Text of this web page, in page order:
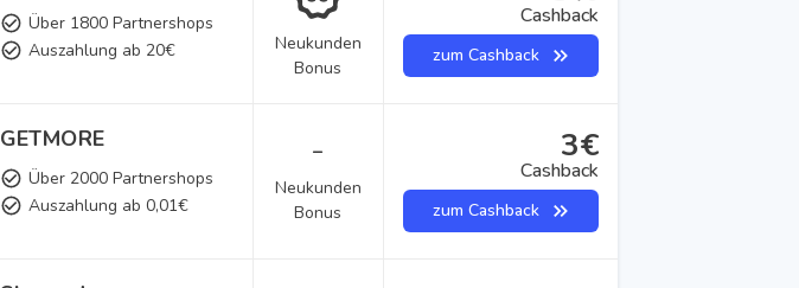
Über 1800 Partnershops
Auszahlung ab 20€
Neukunden
Bonus
Cashback
zum Cashback
GETMORE
Über 2000 Partnershops
Auszahlung ab 0,01€
–
Neukunden
Bonus
3€
Cashback
zum Cashback